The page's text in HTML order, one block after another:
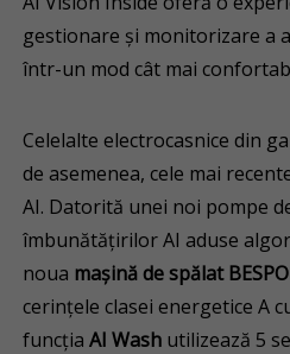
gestionare și monitorizare a
într-un mod cât mai
Celelalte electrocasnice din
de asemenea, cele mai
AI. Datorită unei noi pompe
îmbunătățirilor AI aduse
noua mașină de spălat
cerințele clasei energetice A
funcțiaAI Wash utilizează 5